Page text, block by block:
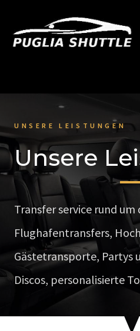
UNSERE LEISTUNGEN
Unsere
Transfer service rund um
Flughafentransfers,
Gästetransporte, Partys
Discos, personalisierte